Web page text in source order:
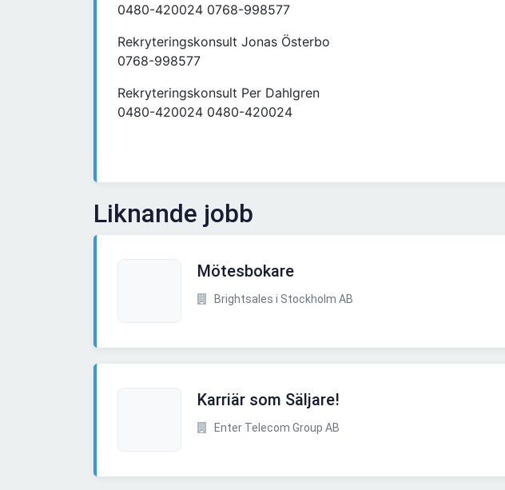
0480-420024 0768-998577
Rekryteringskonsult Jonas Österbo
0768-998577
Rekryteringskonsult Per Dahlgren
0480-420024 0480-420024
Liknande jobb
Mötesbokare
Brightsales i Stockholm AB
Karriär som Säljare!
Enter Telecom Group AB